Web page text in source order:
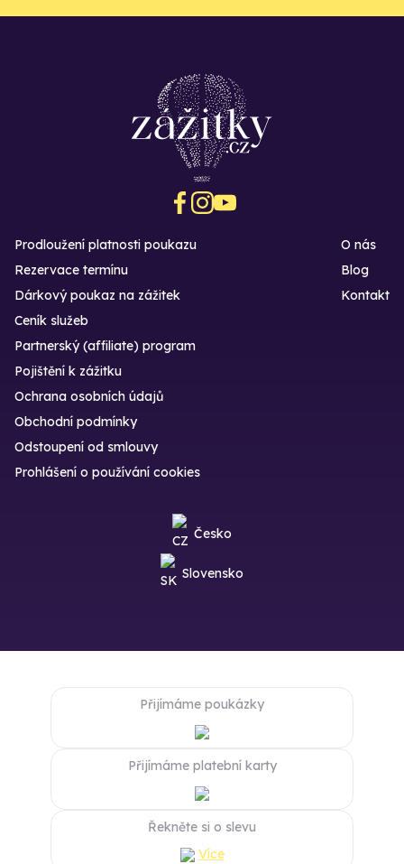
Prodloužení platnosti poukazu
Rezervace termínu
Dárkový poukaz na zážitek
O nás
Blog
Kontakt
Ceník služeb
Partnerský (affiliate) program
Pojištění k zážitku
Ochrana osobních údajů
Obchodní podmínky
Odstoupení od smlouvy
Prohlášení o používání cookies
Česko
Slovensko
Přijímáme poukázky
Přijímáme platební karty
Řekněte si o slevu
Více